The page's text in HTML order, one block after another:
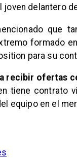
joven delantero
que
formado
para su
recibir ofertas
tiene contrato
equipo en el